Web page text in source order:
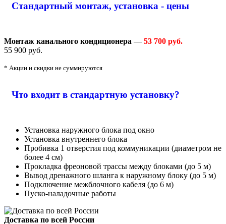
Стандартный монтаж, установка - цены
Монтаж канального кондиционера — 53 700 руб.
55 900 руб.
* Акции и скидки не суммируются
Что входит в стандартную установку?
Установка наружного блока под окно
Установка внутреннего блока
Пробивка 1 отверстия под коммуникации (диаметром не
более 4 см)
Прокладка фреоновой трассы между блоками (до 5 м)
Вывод дренажного шланга к наружному блоку (до 5 м)
Подключение межблочного кабеля (до 6 м)
Пуско-наладочные работы
Доставка по всей России